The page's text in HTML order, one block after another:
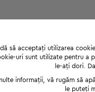
să acceptați utilizarea
uri sunt utilizate pentru a
le-ați dori.
informații, vă rugăm să
le puteți